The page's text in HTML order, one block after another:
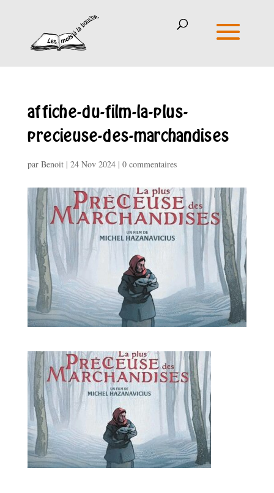
affiche-du-film-la-plus-
precieuse-des-marchandises
par Benoit| 24 Nov 2024| 0 commentaires